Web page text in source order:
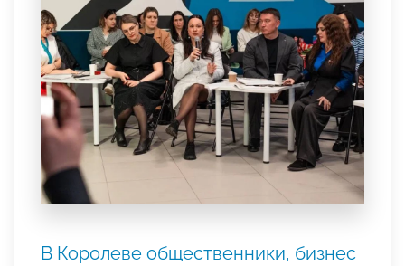
В Королеве общественники, бизнес